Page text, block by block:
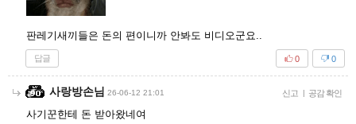
판레기새끼들은 돈의 편이니까 안봐도 비디오군요..
답글 0
0
사랑방손님 26-06-12 21:01 신고 | 공감 확인
사기꾼한테 돈 받아왔네여